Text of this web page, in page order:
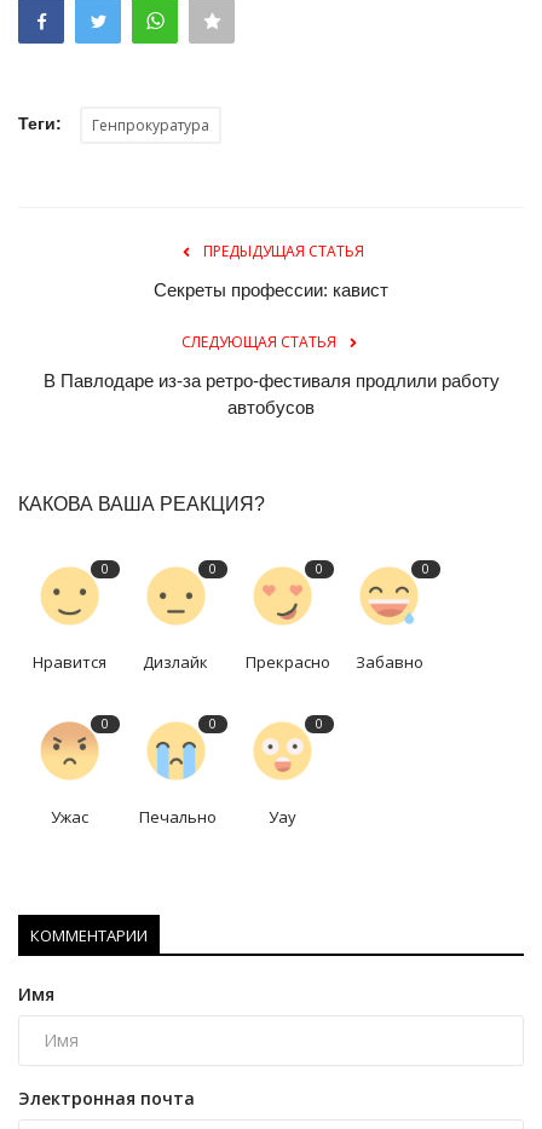
Теги: Генпрокуратура
ПРЕДЫДУЩАЯ СТАТЬЯ
Секреты профессии: кавист
СЛЕДУЮЩАЯ СТАТЬЯ
В Павлодаре из-за ретро-фестиваля продлили работу
автобусов
КАКОВА ВАША РЕАКЦИЯ?
0
Нравится
0
Дизлайк
0
Прекрасно
0
Забавно
0
Ужас
0
Печально
0
Уау
КОММЕНТАРИИ
Имя
Электронная почта